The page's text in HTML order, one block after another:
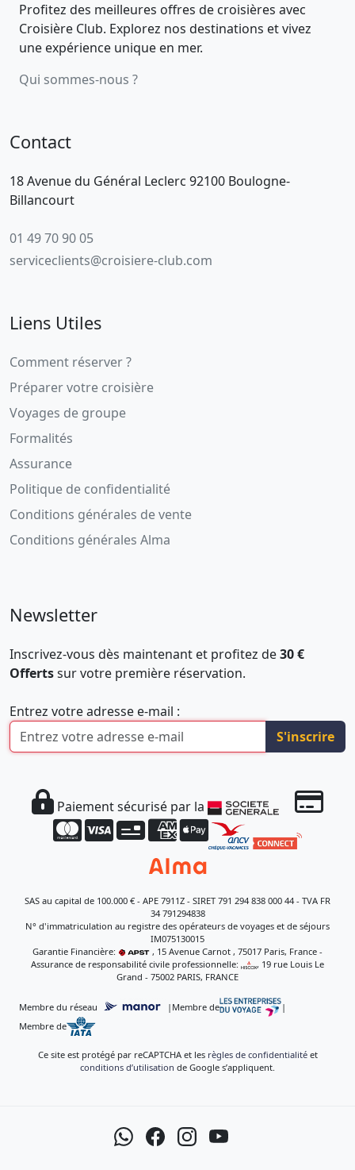
Profitez des meilleures offres de croisières avec
Croisière Club. Explorez nos destinations et vivez
une expérience unique en mer.
Qui sommes-nous ?
Contact
18 Avenue du Général Leclerc 92100 Boulogne-
Billancourt
01 49 70 90 05
serviceclients@croisiere-club.com
Liens Utiles
Comment réserver ?
Préparer votre croisière
Voyages de groupe
Formalités
Assurance
Politique de confidentialité
Conditions générales de vente
Conditions générales Alma
Newsletter
Inscrivez-vous dès maintenant et profitez de30 €
Offertssur votre première réservation.
Entrez votre adresse e-mail :
S'inscrire
Paiement sécurisé par la
SAS au capital de 100.000 € - APE 7911Z - SIRET 791 294 838 000 44 - TVA FR
34 791294838
N° d'immatriculation au registre des opérateurs de voyages et de séjours
IM075130015
Garantie Financière:
, 15 Avenue Carnot , 75017 Paris, France -
Assurance de responsabilité civile professionnelle:
, 19 rue Louis Le
Grand - 75002 PARIS, FRANCE
Membre du réseau | Membre de
|
Membre de
Ce site est protégé par reCAPTCHA et les règles de confidentialitéet
conditions d’utilisation de Google s’appliquent.